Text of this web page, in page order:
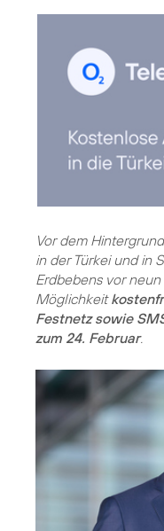
Vor dem
in der Türkei und in
Erdbebens vor
Möglichkeit
Festnetz sowie
zum 24. Februar.